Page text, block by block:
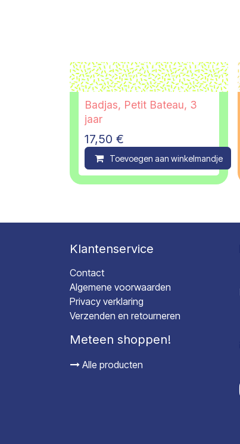
Badjas, Petit Bateau, 3
jaar
17,50 €
Toevoegen aan winkelmandje
Klantenservice
Contact
Algemene voorwaarden
Privacy verklaring
Verzenden en retourneren
Meteen shoppen!
Alle producten